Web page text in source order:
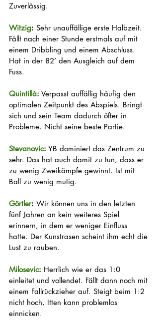
Zuverlässig.
Witzig: Sehr unauffällige erste Halbzeit.
Fällt nach einer Stunde erstmals auf mit
einem Dribbling und einem Abschluss.
Hat in der 82’ den Ausgleich auf dem
Fuss.
Quintillà: Verpasst auffällig häufig den
optimalen Zeitpunkt des Abspiels. Bringt
sich und sein Team dadurch öfter in
Probleme. Nicht seine beste Partie.
Stevanovic: YB dominiert das Zentrum zu
sehr. Das hat auch damit zu tun, dass er
zu wenig Zweikämpfe gewinnt. Ist mit
Ball zu wenig mutig.
Görtler: Wir können uns in den letzten
fünf Jahren an kein weiteres Spiel
erinnern, in dem er weniger Einfluss
hatte. Der Kunstrasen scheint ihm echt die
Lust zu rauben.
Milosevic: Herrlich wie er das 1:0
einleitet und vollendet. Fällt dann noch mit
einem Fallrückzieher auf. Steigt beim 1:2
nicht hoch, Itten kann problemlos
einnicken.